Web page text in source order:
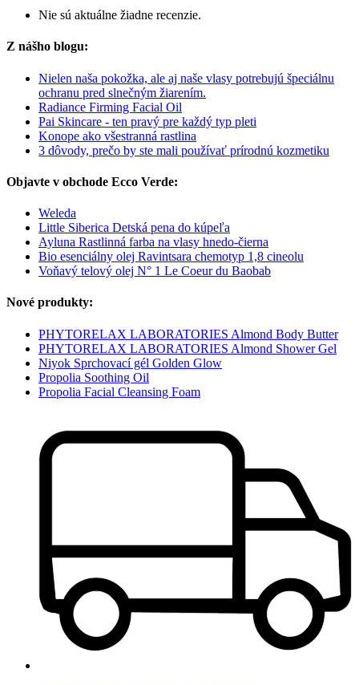
Nie sú aktuálne žiadne recenzie.
Z nášho blogu:
Nielen naša pokožka, ale aj naše vlasy potrebujú špeciálnu
ochranu pred slnečným žiarením.
Radiance Firming Facial Oil
Pai Skincare - ten pravý pre každý typ pleti
Konope ako všestranná rastlina
3 dôvody, prečo by ste mali používať prírodnú kozmetiku
Objavte v obchode Ecco Verde:
Weleda
Little Siberica Detská pena do kúpeľa
Ayluna Rastlinná farba na vlasy hnedo-čierna
Bio esenciálny olej Ravintsara chemotyp 1,8 cineolu
Voňavý telový olej N° 1 Le Coeur du Baobab
Nové produkty:
PHYTORELAX LABORATORIES Almond Body Butter
PHYTORELAX LABORATORIES Almond Shower Gel
Niyok Sprchovací gél Golden Glow
Propolia Soothing Oil
Propolia Facial Cleansing Foam